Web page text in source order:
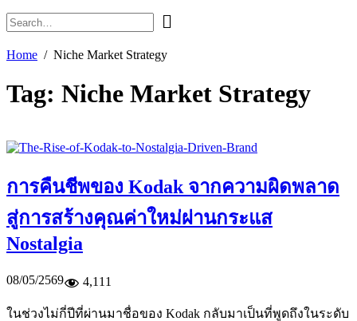
Home Niche Market Strategy
Tag: Niche Market Strategy
การคืนชีพของ Kodak จากความผิดพลาด
สู่การสร้างคุณค่าใหม่ผ่านกระแส
Nostalgia
08/05/2569 4,111
ในช่วงไม่กี่ปีที่ผ่านมาชื่อของ Kodak กลับมาเป็นที่พูดถึงในระดับ